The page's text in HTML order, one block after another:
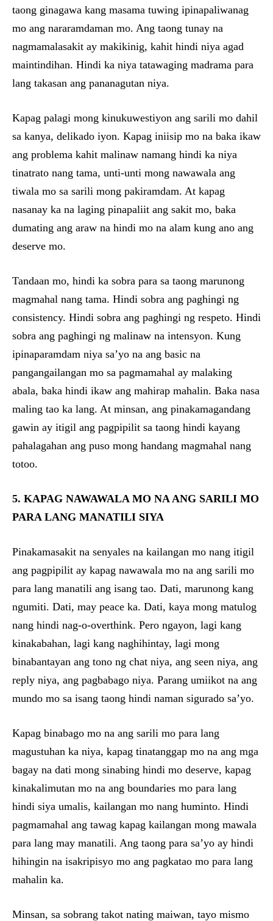
taong ginagawa kang masama tuwing ipinapaliwanag
mo ang nararamdaman mo. Ang taong tunay na
nagmamalasakit ay makikinig, kahit hindi niya agad
maintindihan. Hindi ka niya tatawaging madrama para
lang takasan ang pananagutan niya.
Kapag palagi mong kinukuwestiyon ang sarili mo dahil
sa kanya, delikado iyon. Kapag iniisip mo na baka ikaw
ang problema kahit malinaw namang hindi ka niya
tinatrato nang tama, unti-unti mong nawawala ang
tiwala mo sa sarili mong pakiramdam. At kapag
nasanay ka na laging pinapaliit ang sakit mo, baka
dumating ang araw na hindi mo na alam kung ano ang
deserve mo.
Tandaan mo, hindi ka sobra para sa taong marunong
magmahal nang tama. Hindi sobra ang paghingi ng
consistency. Hindi sobra ang paghingi ng respeto. Hindi
sobra ang paghingi ng malinaw na intensyon. Kung
ipinaparamdam niya sa’yo na ang basic na
pangangailangan mo sa pagmamahal ay malaking
abala, baka hindi ikaw ang mahirap mahalin. Baka nasa
maling tao ka lang. At minsan, ang pinakamagandang
gawin ay itigil ang pagpipilit sa taong hindi kayang
pahalagahan ang puso mong handang magmahal nang
totoo.
5. KAPAG NAWAWALA MO NA ANG SARILI MO
PARA LANG MANATILI SIYA
Pinakamasakit na senyales na kailangan mo nang itigil
ang pagpipilit ay kapag nawawala mo na ang sarili mo
para lang manatili ang isang tao. Dati, marunong kang
ngumiti. Dati, may peace ka. Dati, kaya mong matulog
nang hindi nag-o-overthink. Pero ngayon, lagi kang
kinakabahan, lagi kang naghihintay, lagi mong
binabantayan ang tono ng chat niya, ang seen niya, ang
reply niya, ang pagbabago niya. Parang umiikot na ang
mundo mo sa isang taong hindi naman sigurado sa’yo.
Kapag binabago mo na ang sarili mo para lang
magustuhan ka niya, kapag tinatanggap mo na ang mga
bagay na dati mong sinabing hindi mo deserve, kapag
kinakalimutan mo na ang boundaries mo para lang
hindi siya umalis, kailangan mo nang huminto. Hindi
pagmamahal ang tawag kapag kailangan mong mawala
para lang may manatili. Ang taong para sa’yo ay hindi
hihingin na isakripisyo mo ang pagkatao mo para lang
mahalin ka.
Minsan, sa sobrang takot nating maiwan, tayo mismo